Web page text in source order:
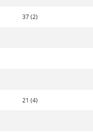
37 (2)
21 (4)